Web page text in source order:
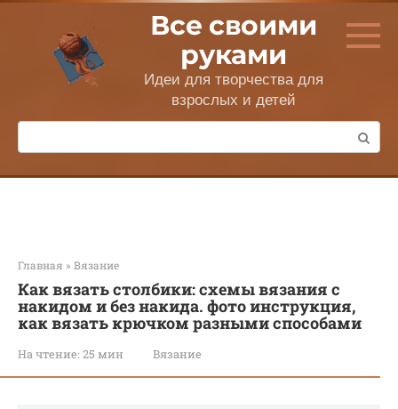
Перейти
контенту
Все своими
руками
Идеи для творчества для
взрослых и детей
Поиск:
Главная » Вязание
Как вязать столбики: схемы вязания с
накидом и без накида. фото инструкция,
как вязать крючком разными способами
На чтение: 25 мин Вязание